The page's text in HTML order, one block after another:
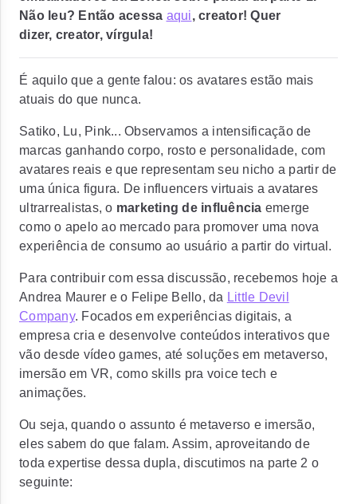
Não leu? Então acessa aqui, creator! Quer
dizer, creator, vírgula!
É aquilo que a gente falou: os avatares estão mais
atuais do que nunca.
Satiko, Lu, Pink... Observamos a intensificação de
marcas ganhando corpo, rosto e personalidade, com
avatares reais e que representam seu nicho a partir de
uma única figura. De influencers virtuais a avatares
ultrarrealistas, o marketing de influência emerge
como o apelo ao mercado para promover uma nova
experiência de consumo ao usuário a partir do virtual.
Para contribuir com essa discussão, recebemos hoje a
Andrea Maurer e o Felipe Bello, da Little Devil
Company. Focados em experiências digitais, a
empresa cria e desenvolve conteúdos interativos que
vão desde vídeo games, até soluções em metaverso,
imersão em VR, como skills pra voice tech e
animações.
Ou seja, quando o assunto é metaverso e imersão,
eles sabem do que falam. Assim, aproveitando de
toda expertise dessa dupla, discutimos na parte 2 o
seguinte: